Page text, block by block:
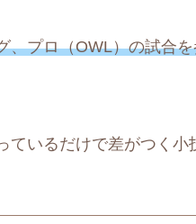
、プロ（OWL）の試合
ているだけで差がつく小